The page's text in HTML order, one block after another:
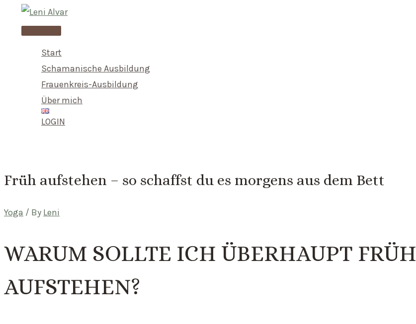
Main
Start
Schamanische Ausbildung
Frauenkreis-Ausbildung
Über mich
LOGIN
Früh aufstehen – so schaffst du es morgens aus dem Bett
Yoga / By Leni
WARUM SOLLTE ICH ÜBERHAUPT FRÜH
AUFSTEHEN?